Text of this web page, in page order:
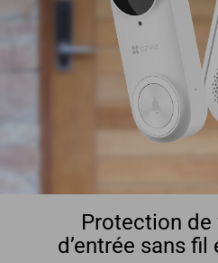
Protection
d’entrée sans